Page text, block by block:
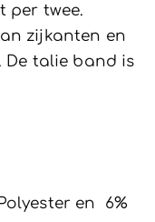
per twee.
zijkanten en
De talie band is
en 6%